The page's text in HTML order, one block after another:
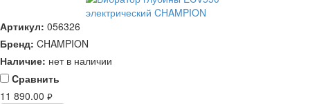
Артикул: 056326
Бренд: CHAMPION
Наличие: нет в наличии
Cравнить
11 890.00 руб.